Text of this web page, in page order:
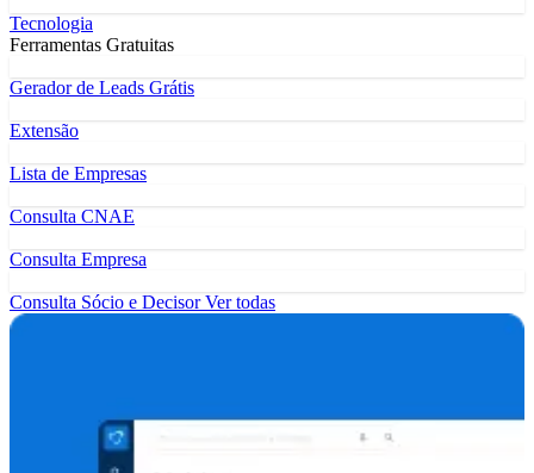
Tecnologia
Ferramentas Gratuitas
Gerador de Leads Grátis
Extensão
Lista de Empresas
Consulta CNAE
Consulta Empresa
Consulta Sócio e DecisorVer todas